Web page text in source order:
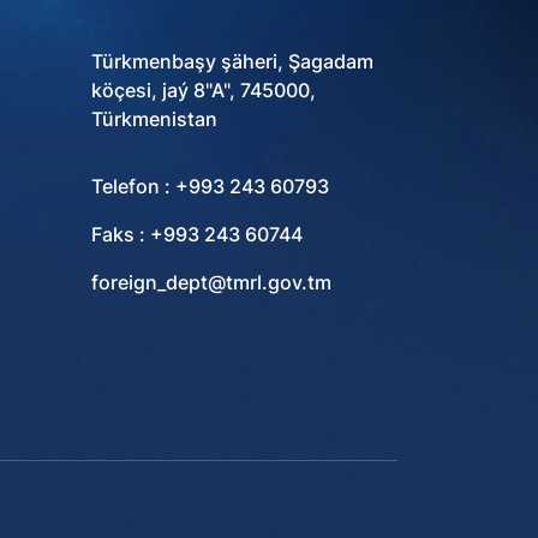
Türkmenbaşy şäheri, Şagadam
köçesi, jaý 8"A", 745000,
Türkmenistan
Telefon : +993 243 60793
Faks : +993 243 60744
foreign_dept@tmrl.gov.tm